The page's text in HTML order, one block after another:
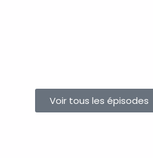
Voir tous les épisodes